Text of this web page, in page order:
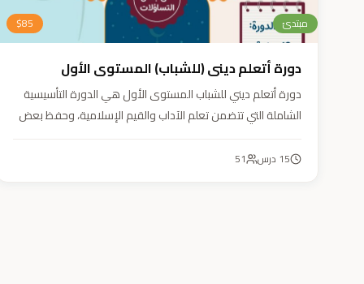
مبتدئ $85
دورة أتعلم ديني (للشباب) المستوى الأول
دورة أتعلم ديني للشباب المستوى الأول هي الدورة التأسيسية
الشاملة التي تتضمن تعلم الآداب والقيم الإسلامية، وحفظ بعض
السيرة النبوية (فقه، عقيدة، سيرة).
15 درس 51